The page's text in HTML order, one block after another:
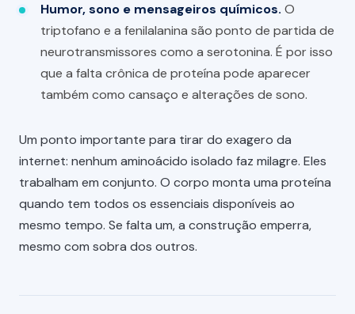
Humor, sono e mensageiros químicos. O
triptofano e a fenilalanina são ponto de partida de
neurotransmissores como a serotonina. É por isso
que a falta crônica de proteína pode aparecer
também como cansaço e alterações de sono.
Um ponto importante para tirar do exagero da
internet: nenhum aminoácido isolado faz milagre. Eles
trabalham em conjunto. O corpo monta uma proteína
quando tem todos os essenciais disponíveis ao
mesmo tempo. Se falta um, a construção emperra,
mesmo com sobra dos outros.